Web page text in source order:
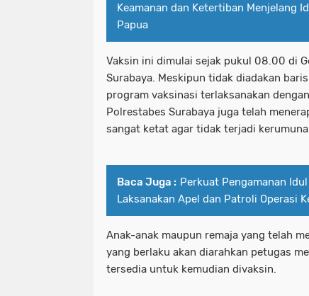
Keamanan dan Ketertiban Menjelang
Papua
Vaksin ini dimulai sejak pukul 08.00 di
Surabaya. Meskipun tidak diadakan
program vaksinasi terlaksanakan
Polrestabes Surabaya juga telah
sangat ketat agar tidak terjadi
Baca Juga : Perkuat Pengamanan
Laksanakan Apel dan Patroli Operasi
Anak-anak maupun remaja yang telah
yang berlaku akan diarahkan petugas
tersedia untuk kemudian divaksin.